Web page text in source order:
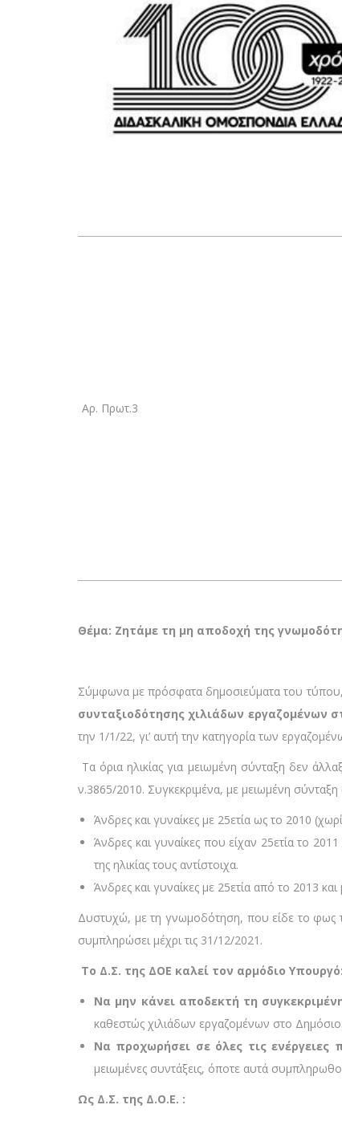
Αρ. Πρωτ.3
Θέμα: Ζητάμε τη μη αποδοχή της
Σύμφωνα με πρόσφατα δημοσιεύματα του
συνταξιοδότησης χιλιάδων εργαζομένων
την 1/1/22, γι’ αυτή την κατηγορία των
Τα όρια ηλικίας για μειωμένη σύνταξη δεν
ν.3865/2010. Συγκεκριμένα, με μειωμένη
Άνδρες και γυναίκες με 25ετία ως το 2010
Άνδρες και γυναίκες που είχαν 25ετία το
της ηλικίας τους αντίστοιχα.
Άνδρες και γυναίκες με 25ετία από το 2013
Δυστυχώ, με τη γνωμοδότηση, που είδε το φως
συμπληρώσει μέχρι τις 31/12/2021.
Το Δ.Σ. της ΔΟΕ καλεί τον αρμόδιο Υπουργό:
Να μην κάνει αποδεκτή τη
καθεστώς χιλιάδων εργαζομένων στο Δημόσιο.
Να προχωρήσει σε όλες τις ενέργειες
μειωμένες συντάξεις, όποτε αυτά
Ως Δ.Σ. της Δ.Ο.Ε. :